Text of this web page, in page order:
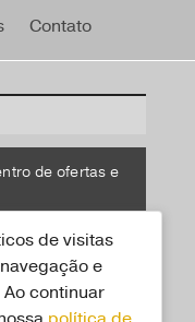
Contato
de ofertas e
CADASTRAR
de visitas
e
continuar